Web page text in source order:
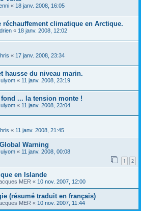
« 18 janv. 2008, 16:05
réchauffement climatique en Arctique.
« 18 janv. 2008, 12:02
« 17 janv. 2008, 23:34
hausse du niveau marin.
« 11 janv. 2008, 23:19
... la tension monte !
« 11 janv. 2008, 23:04
« 11 janv. 2008, 21:45
Warning
« 11 janv. 2008, 00:08
1 2
en Islande
MER « 10 nov. 2007, 12:00
(résumé traduit en français)
MER « 10 nov. 2007, 11:44